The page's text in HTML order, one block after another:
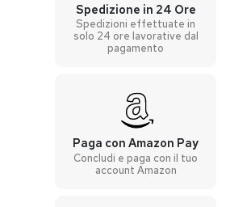
Spedizione in 24 Ore
Spedizioni effettuate in
solo 24 ore lavorative dal
pagamento
Paga con Amazon Pay
Concludi e paga con il tuo
account Amazon